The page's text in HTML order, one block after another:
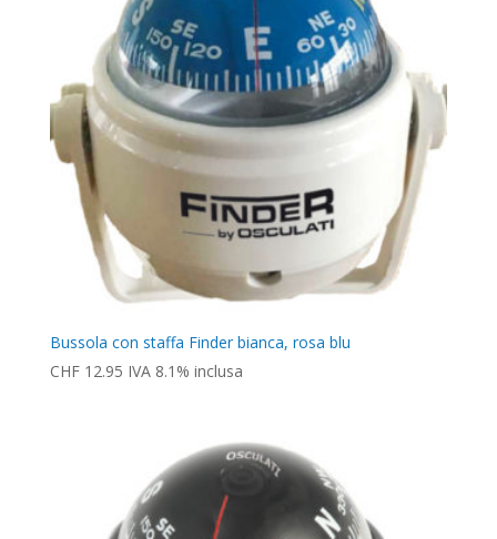
Bussola con staffa Finder bianca, rosa blu
CHF12.95 IVA 8.1% inclusa